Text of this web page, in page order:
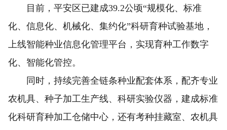
目前，平安区已建成39.2公顷“规模化、标准
化、信息化、机械化、集约化”科研育种试验基地，
上线智能种业信息化管理平台，实现育种工作数字
化、智能化管控。
同时，持续完善全链条种业配套体系，配齐专业
农机具、种子加工生产线、科研实验仪器，建成标准
化科研育种加工仓储中心，还有考种挂藏室、农机具